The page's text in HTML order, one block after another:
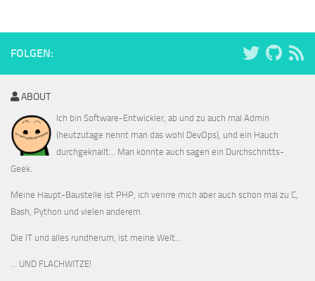
FOLGEN:
ABOUT
Ich bin Software-Entwickler, ab und zu auch mal Admin
(heutzutage nennt man das wohl DevOps), und ein Hauch
durchgeknallt... Man könnte auch sagen ein Durchschnitts-
Geek.
Meine Haupt-Baustelle ist PHP, ich verirre mich aber auch schon mal zu C,
Bash, Python und vielen anderem.
Die IT und alles rundherum, ist meine Welt...
… UND FLACHWITZE!